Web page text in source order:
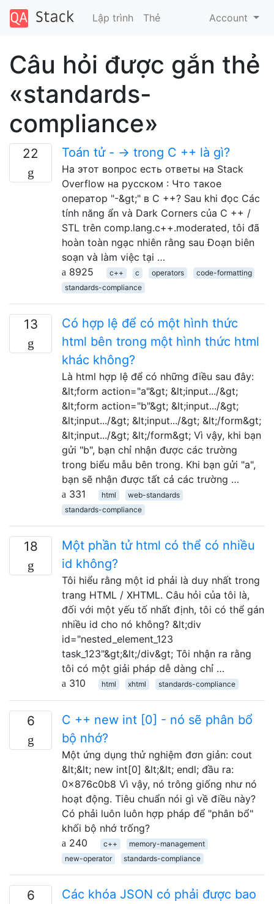
Lập trình Thẻ Account
Câu hỏi được gắn thẻ
«standards-
compliance»
22 Toán tử - -> trong C ++ là gì?
На этот вопрос есть ответы на Stack
Overflow на русском : Что такое
оператор "-&gt;" в С ++? Sau khi đọc Các
tính năng ẩn và Dark Corners của C ++ /
STL trên comp.lang.c++.moderated, tôi đã
hoàn toàn ngạc nhiên rằng sau Đoạn biên
soạn và làm việc tại …
8925
c++ c operators
code-formatting
standards-compliance
13
Có hợp lệ để có một hình thức
html bên trong một hình thức html
khác không?
Là html hợp lệ để có những điều sau đây:
&lt;form action="a"&gt; &lt;input.../&gt;
&lt;form action="b"&gt; &lt;input.../&gt;
&lt;input.../&gt; &lt;input.../&gt; &lt;/form&gt;
&lt;input.../&gt; &lt;/form&gt; Vì vậy, khi bạn
gửi "b", bạn chỉ nhận được các trường
trong biểu mẫu bên trong. Khi bạn gửi "a",
bạn sẽ nhận được tất cả các trường …
331
html
web-standards
standards-compliance
18
Một phần tử html có thể có nhiều
id không?
Tôi hiểu rằng một id phải là duy nhất trong
trang HTML / XHTML. Câu hỏi của tôi là,
đối với một yếu tố nhất định, tôi có thể gán
nhiều id cho nó không? &lt;div
id="nested_element_123
task_123"&gt;&lt;/div&gt; Tôi nhận ra rằng
tôi có một giải pháp dễ dàng chỉ …
310
html xhtml standards-compliance
6
C ++ new int [0] - nó sẽ phân bổ
bộ nhớ?
Một ứng dụng thử nghiệm đơn giản: cout
&lt;&lt; new int[0] &lt;&lt; endl; đầu ra:
0x876c0b8 Vì vậy, nó trông giống như nó
hoạt động. Tiêu chuẩn nói gì về điều này?
Có phải luôn luôn hợp pháp để "phân bổ"
khối bộ nhớ trống?
240
c++
memory-management
new-operator
standards-compliance
6
Các khóa JSON có phải được bao